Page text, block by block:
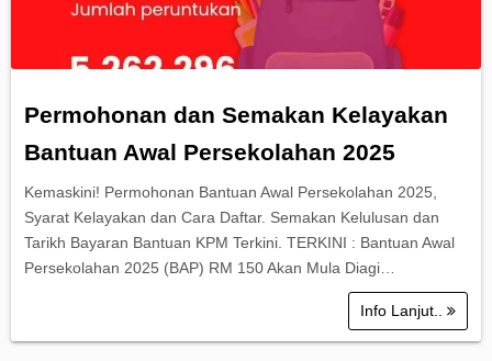
Permohonan dan Semakan Kelayakan
Bantuan Awal Persekolahan 2025
Kemaskini! Permohonan Bantuan Awal Persekolahan 2025,
Syarat Kelayakan dan Cara Daftar. Semakan Kelulusan dan
Tarikh Bayaran Bantuan KPM Terkini. TERKINI : Bantuan Awal
Persekolahan 2025 (BAP) RM 150 Akan Mula Diagi…
Info Lanjut..